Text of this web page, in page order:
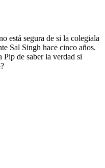
está segura de si la colegiala
Sal Singh hace cinco años.
Pip de saber la verdad si